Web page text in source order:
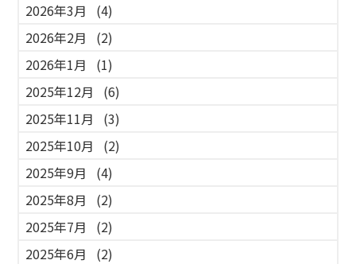
2026年3月
(4)
2026年2月
(2)
2026年1月
(1)
2025年12月
(6)
2025年11月
(3)
2025年10月
(2)
2025年9月
(4)
2025年8月
(2)
2025年7月
(2)
2025年6月
(2)